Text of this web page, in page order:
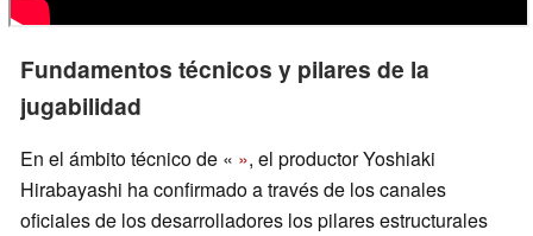
Fundamentos técnicos y pilares de la
jugabilidad
En el ámbito técnico de « », el productor Yoshiaki
Hirabayashi ha confirmado a través de los canales
oficiales de los desarrolladores los pilares estructurales